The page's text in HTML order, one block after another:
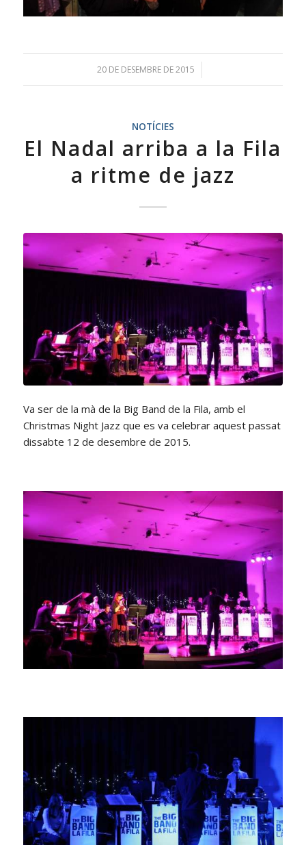
20 DE DESEMBRE DE 2015
/
NOTÍCIES
El Nadal arriba a la Fila
a ritme de jazz
Va ser de la mà de la Big Band de la Fila, amb el
Christmas Night Jazz que es va celebrar aquest passat
dissabte 12 de desembre de 2015.